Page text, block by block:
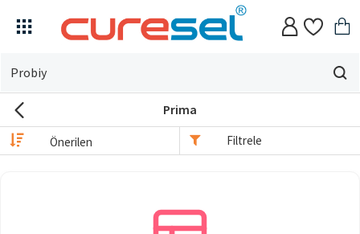
Evin
için
arıyorsun?
Prima
Filtrele